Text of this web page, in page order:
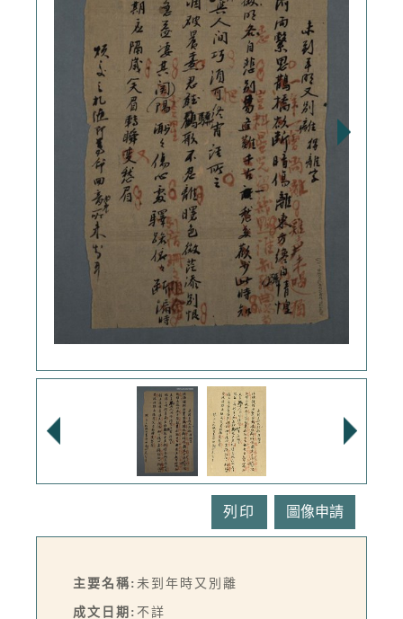
列印
主要名稱: 未到年時又別離
成文日期: 不詳